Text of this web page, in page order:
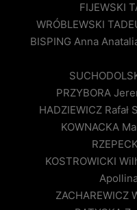
FIJEWSKI
WRÓBLEWSKI
BISPING Anna
PRZYBORA
HADZIEWICZ
KOWNACKA
KOSTROWICKI
ZACHAREWICZ